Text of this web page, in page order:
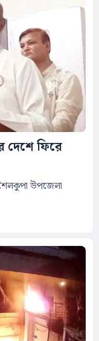
দেশে ফিরে
উপজেলা